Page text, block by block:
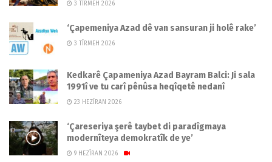
3 TÎRMEH 2026
‘Çapemeniya Azad dê van sansuran ji holê rake’
3 TÎRMEH 2026
Kedkarê Çapameniya Azad Bayram Balci: Ji sala
1991î ve tu carî pênûsa heqîqetê nedanî
23 HEZÎRAN 2026
‘Çareseriya şerê taybet di paradîgmaya
modernîteya demokratîk de ye’
9 HEZÎRAN 2026